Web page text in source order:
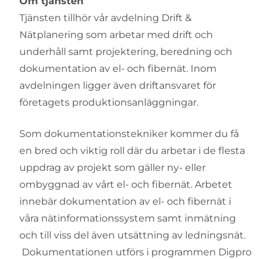
Tjänsten tillhör vår avdelning Drift &
Nätplanering som arbetar med drift och
underhåll samt projektering, beredning och
dokumentation av el- och fibernät. Inom
avdelningen ligger även driftansvaret för
företagets produktionsanläggningar.
Som dokumentationstekniker kommer du få
en bred och viktig roll där du arbetar i de flesta
uppdrag av projekt som gäller ny- eller
ombyggnad av vårt el- och fibernät. Arbetet
innebär dokumentation av el- och fibernät i
våra nätinformationssystem samt inmätning
och till viss del även utsättning av ledningsnät.
Dokumentationen utförs i programmen Digpro